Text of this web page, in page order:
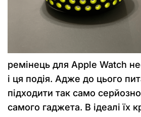
ремінець для Аpple Watch
і ця подія. Адже до цього
підходити так само
самого гаджета. В ідеалі їх